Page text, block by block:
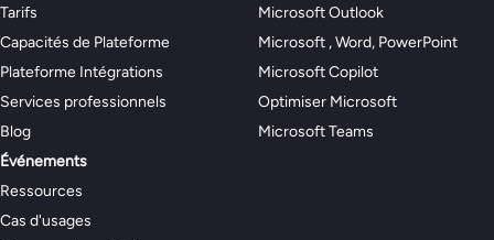
Tarifs
Capacités de Plateforme
Plateforme Intégrations
Services professionnels
Blog
Événements
Ressources
Cas d'usages
Microsoft Outlook
Microsoft , Word, PowerPoint
Microsoft Copilot
Optimiser Microsoft
Microsoft Teams